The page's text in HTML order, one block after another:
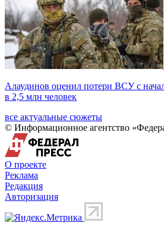
Алаудинов оценил потери ВСУ с
в 2,5 млн человек
все актуальные сюжеты
© Информационное агентство
О проекте
Реклама
Редакция
Авторизация